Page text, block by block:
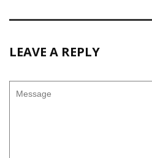
LEAVE A REPLY